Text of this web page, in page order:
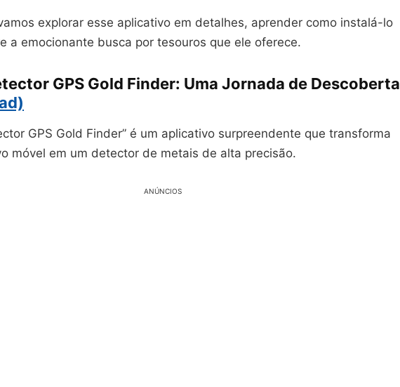
explorar esse aplicativo em detalhes, aprender como instalá-lo
a emocionante busca por tesouros que ele oferece.
GPS Gold Finder: Uma Jornada de Descoberta
GPS Gold Finder” é um aplicativo surpreendente que transforma
móvel em um detector de metais de alta precisão.
ANÚNCIOS